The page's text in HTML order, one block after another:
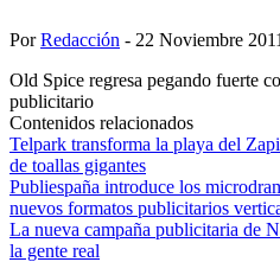
PorRedacción - 22 Noviembre 2011
Old Spice regresa pegando fuerte
publicitario
Contenidos relacionados
Telpark transforma la playa del
de toallas gigantes
Publiespaña introduce los
nuevos formatos publicitarios
La nueva campaña publicitaria de
la gente real